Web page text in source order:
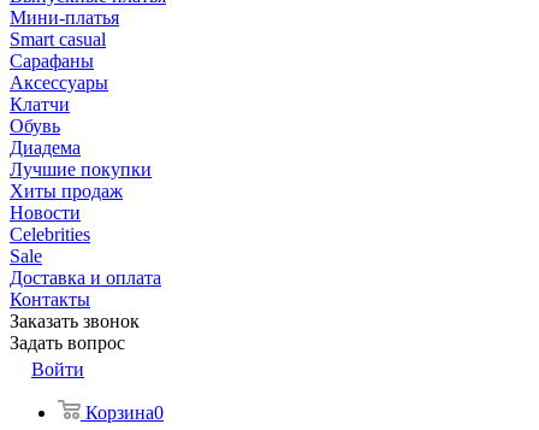
Мини-платья
Smart casual
Сарафаны
Аксессуары
Клатчи
Обувь
Диадема
Лучшие покупки
Хиты продаж
Новости
Celebrities
Sale
Доставка и оплата
Контакты
Заказать звонок
Задать вопрос
Войти
Корзина0